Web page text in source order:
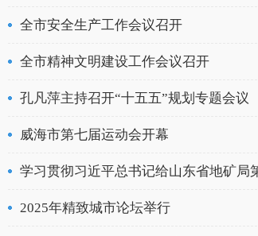
全市安全生产工作会议召开
全市精神文明建设工作会议召开
孔凡萍主持召开“十五五”规划专题会议
威海市第七届运动会开幕
学习贯彻习近平总书记给山东省地矿
2025年精致城市论坛举行